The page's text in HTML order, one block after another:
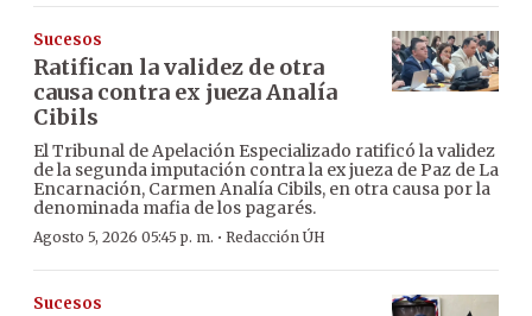
Sucesos
Ratifican la validez de otra
causa contra ex jueza Analía
Cibils
El Tribunal de Apelación Especializado ratificó la validez
de la segunda imputación contra la ex jueza de Paz de La
Encarnación, Carmen Analía Cibils, en otra causa por la
denominada mafia de los pagarés.
Agosto 5, 2026 05:45 p. m. · Redacción ÚH
Sucesos